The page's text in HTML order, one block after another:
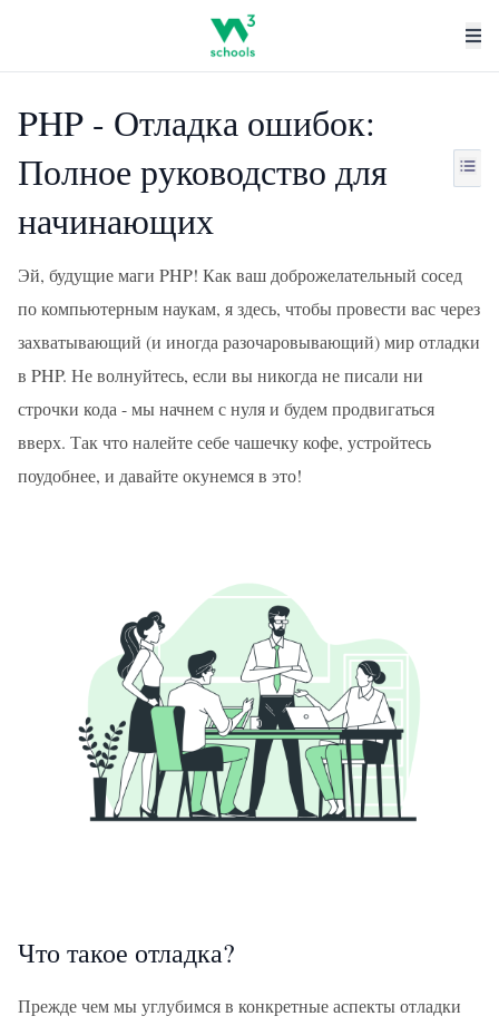
PHP - Отладка ошибок:
Полное руководство для
начинающих
Эй, будущие маги PHP! Как ваш доброжелательный сосед
по компьютерным наукам, я здесь, чтобы провести вас через
захватывающий (и иногда разочаровывающий) мир отладки
в PHP. Не волнуйтесь, если вы никогда не писали ни
строчки кода - мы начнем с нуля и будем продвигаться
вверх. Так что налейте себе чашечку кофе, устройтесь
поудобнее, и давайте окунемся в это!
Что такое отладка?
Прежде чем мы углубимся в конкретные аспекты отладки